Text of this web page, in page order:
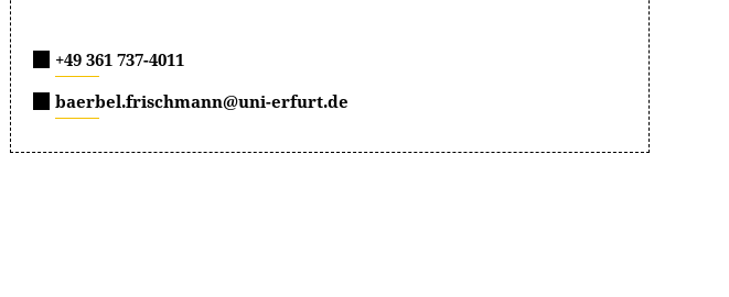
+49 361 737-4011
baerbel.frischmann@uni-erfurt.de